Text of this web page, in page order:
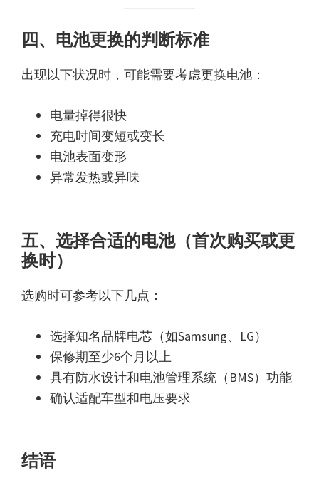
四、电池更换的判断标准
出现以下状况时，可能需要考虑更换电池：
电量掉得很快
充电时间变短或变长
电池表面变形
异常发热或异味
五、选择合适的电池（首次购买或更
换时）
选购时可参考以下几点：
选择知名品牌电芯（如Samsung、LG）
保修期至少6个月以上
具有防水设计和电池管理系统（BMS）功能
确认适配车型和电压要求
结语